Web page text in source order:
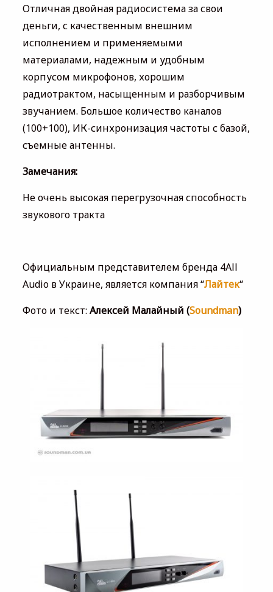
Отличная двойная радиосистема за свои
деньги, с качественным внешним
исполнением и применяемыми
материалами, надежным и удобным
корпусом микрофонов, хорошим
радиотрактом, насыщенным и разборчивым
звучанием. Большое количество каналов
(100+100), ИК-синхронизация частоты с базой,
съемные антенны.
Замечания:
Не очень высокая перегрузочная способность
звукового тракта
Официальным представителем бренда 4All
Audio в Украине, является компания “Лайтек“
Фото и текст: Алексей Малайный (Soundman)